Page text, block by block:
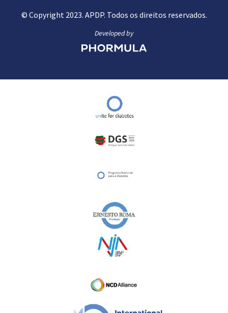
© Copyright 2023. APDP. Todos os direitos reservados.
Developed by